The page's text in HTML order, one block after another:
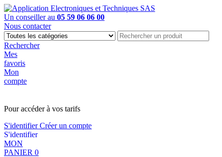
Un conseiller au 05 59 06 06 00
Nous contacter
Rechercher
Mes
favoris
Mon
compte
Pour accéder à vos tarifs
S'identifierCréer un compte
S'identifier
MON
PANIER 0